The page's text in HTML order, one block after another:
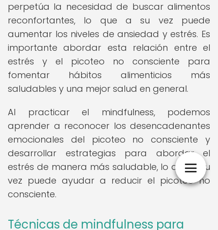
perpetúa la necesidad de buscar alimentos
reconfortantes, lo que a su vez puede
aumentar los niveles de ansiedad y estrés. Es
importante abordar esta relación entre el
estrés y el picoteo no consciente para
fomentar hábitos alimenticios más
saludables y una mejor salud en general.
Al practicar el mindfulness, podemos
aprender a reconocer los desencadenantes
emocionales del picoteo no consciente y
desarrollar estrategias para abordar el
estrés de manera más saludable, lo que a su
vez puede ayudar a reducir el picoteo no
consciente.
Técnicas de mindfulness para